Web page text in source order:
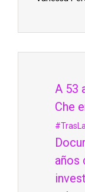
A 53
Che
años